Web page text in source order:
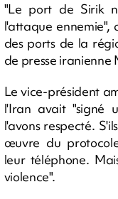
"Le port de Sirik
l'attaque ennemie",
des ports de la
de presse iranienne
Le vice-président
l'Iran avait "signé
l'avons respecté.
œuvre du
leur téléphone.
violence".